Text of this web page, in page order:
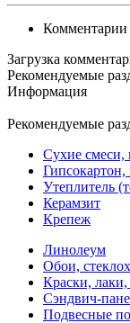
Комментарии
Загрузка
Рекомендуемые
Информация
Рекомендуемые
Сухие смеси,
Утеплитель
Керамзит
Крепеж
Линолеум
Обои,
Краски, лаки,
Сэндвич-
Подвесные